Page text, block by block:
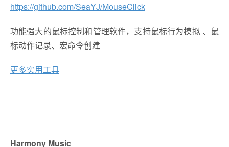
https://github.com/SeaYJ/MouseClick
功能强大的鼠标控制和管理软件，支持鼠标行为模拟 、鼠
标动作记录、宏命令创建
更多实用工具
Harmony Music